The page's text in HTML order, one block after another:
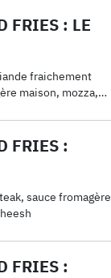
FRIES : LE
fraichement
maison, mozza,
FRIES :
sauce fromagère
FRIES :